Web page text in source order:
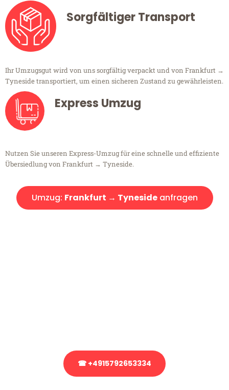
Sorgfältiger Transport
Ihr Umzugsgut wird von uns sorgfältig verpackt und von Frankfurt →
Tyneside transportiert, um einen sicheren Zustand zu gewährleisten.
Express Umzug
Nutzen Sie unseren Express-Umzug für eine schnelle und effiziente
Übersiedlung von Frankfurt → Tyneside.
Umzug: Frankfurt → Tynesideanfragen
☎ +4915792653334